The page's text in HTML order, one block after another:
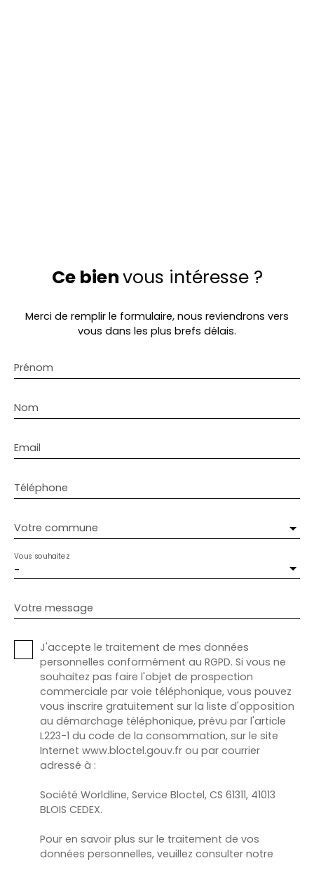
Ce bienvous intéresse ?
Merci de remplir le formulaire, nous reviendrons vers
vous dans les plus brefs délais.
Prénom
Nom
Email
Téléphone
Votre commune
-
Vous souhaitez
Votre message
J'accepte le traitement de mes données
personnelles conformément au RGPD. Si vous ne
souhaitez pas faire l'objet de prospection
commerciale par voie téléphonique, vous pouvez
vous inscrire gratuitement sur la liste d'opposition
au démarchage téléphonique, prévu par l'article
L223-1 du code de la consommation, sur le site
Internet www.bloctel.gouv.fr ou par courrier
adressé à :
Société Worldline, Service Bloctel, CS 61311, 41013
BLOIS CEDEX.
Pour en savoir plus sur le traitement de vos
données personnelles, veuillez consulter notre